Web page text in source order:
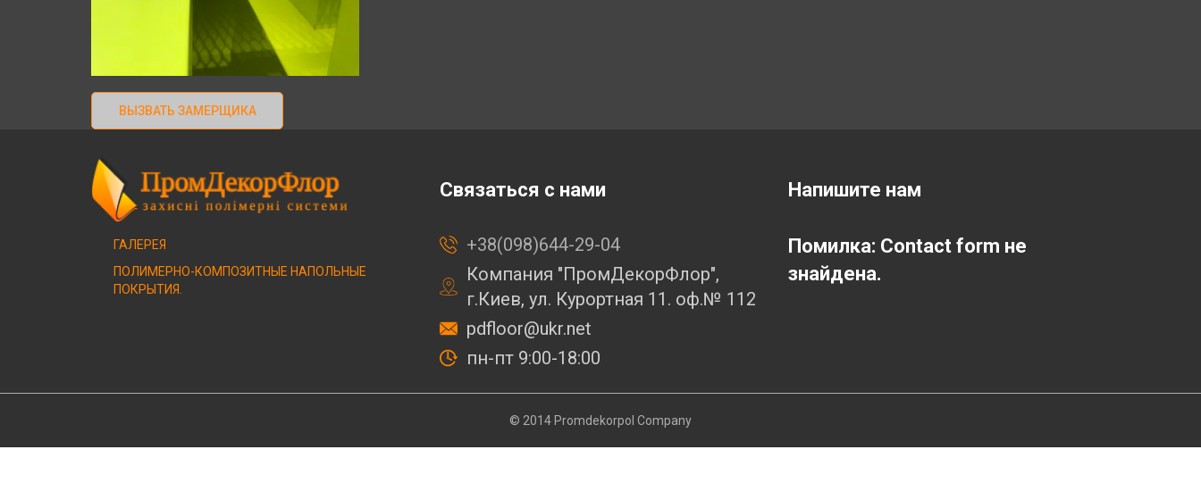
ВЫЗВАТЬ ЗАМЕРЩИКА
ГАЛЕРЕЯ
ПОЛИМЕРНО-КОМПОЗИТНЫЕ НАПОЛЬНЫЕ
ПОКРЫТИЯ.
Связаться с нами
+38(098)644-29-04
Компания "ПромДекорФлор",
г.Киев, ул. Курортная 11. оф.№ 112
pdfloor@ukr.net
пн-пт 9:00-18:00
Напишите нам
Помилка: Contact form не
знайдена.
© 2014 Promdekorpol Company